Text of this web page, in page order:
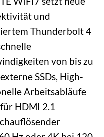
und
Thunderbolt 4
von bis zu
SSDs, High-
Arbeitsabläufe
HDMI 2.1